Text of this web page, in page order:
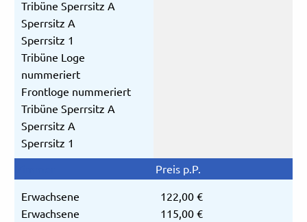
Tribüne Sperrsitz A
Sperrsitz A
Sperrsitz 1
Tribüne Loge
nummeriert
Frontloge nummeriert
Tribüne Sperrsitz A
Sperrsitz A
Sperrsitz 1
Erwachsene
Erwachsene
122,00 €
115,00 €